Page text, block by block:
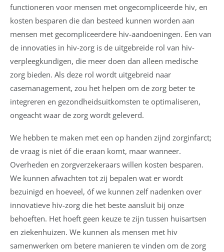
functioneren voor mensen met ongecompliceerde hiv, en
kosten besparen die dan besteed kunnen worden aan
mensen met gecompliceerdere hiv-aandoeningen. Een van
de innovaties in hiv-zorg is de uitgebreide rol van hiv-
verpleegkundigen, die meer doen dan alleen medische
zorg bieden. Als deze rol wordt uitgebreid naar
casemanagement, zou het helpen om de zorg beter te
integreren en gezondheidsuitkomsten te optimaliseren,
ongeacht waar de zorg wordt geleverd.
We hebben te maken met een op handen zijnd zorginfarct;
de vraag is niet óf die eraan komt, maar wanneer.
Overheden en zorgverzekeraars willen kosten besparen.
We kunnen afwachten tot zij bepalen wat er wordt
bezuinigd en hoeveel, óf we kunnen zelf nadenken over
innovatieve hiv-zorg die het beste aansluit bij onze
behoeften. Het hoeft geen keuze te zijn tussen huisartsen
en ziekenhuizen. We kunnen als mensen met hiv
samenwerken om betere manieren te vinden om de zorg